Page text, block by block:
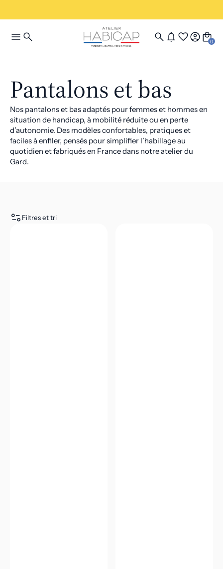
0
Pantalons et bas
Nos pantalons et bas adaptés pour femmes et hommes en
situation de handicap, à mobilité réduite ou en perte
d’autonomie. Des modèles confortables, pratiques et
faciles à enfiler, pensés pour simplifier l’habillage au
quotidien et fabriqués en France dans notre atelier du
Gard.
Filtres et tri